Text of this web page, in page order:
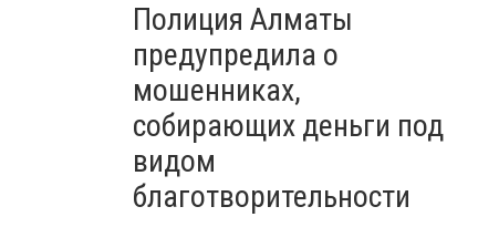
Полиция Алматы
предупредила о
мошенниках,
собирающих деньги под
видом
благотворительности